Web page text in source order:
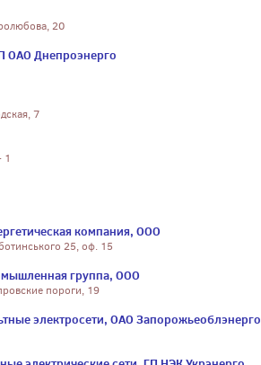
20
ОАО Днепроэнерго
7
1
компания, ООО
25, оф. 15
группа, ООО
пороги, 19
электросети, ОАО Запорожьеоблэнерго